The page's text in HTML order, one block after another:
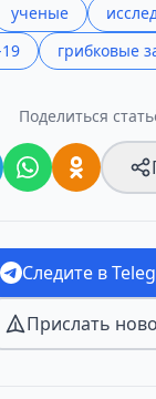
ученые
грибковые
Поделиться
Следите в
Прислать